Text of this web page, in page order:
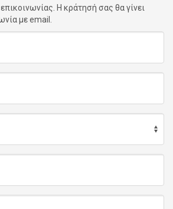
Η κράτησή σας θα γίνει
με email.